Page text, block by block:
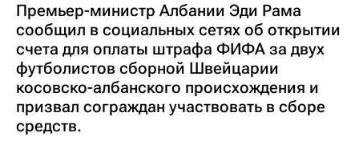
Премьер-министр Албании Эди Рама
сообщил в социальных сетях об открытии
счета для оплаты штрафа ФИФА за двух
футболистов сборной Швейцарии
косовско-албанского происхождения и
призвал сограждан участвовать в сборе
средств.